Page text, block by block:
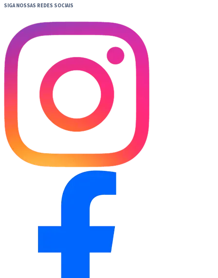
SIGA NOSSAS REDES SOCIAIS